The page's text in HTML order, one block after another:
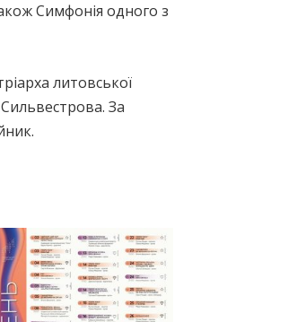
Симфонія одного з
литовської
За